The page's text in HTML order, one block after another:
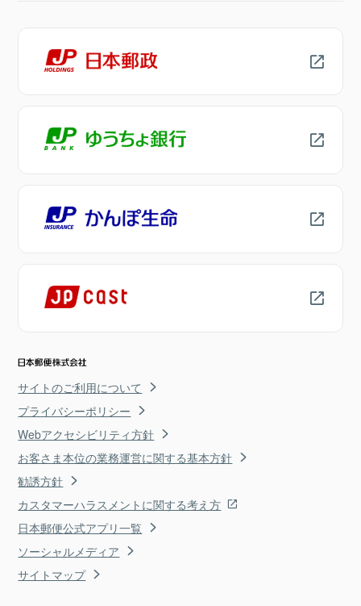
サイトのご利用について
プライバシーポリシー
Webアクセシビリティ方針
お客さま本位の業務運営に関する基本方針
勧誘方針
カスタマーハラスメントに関する考え方
日本郵便公式アプリ一覧
ソーシャルメディア
サイトマップ